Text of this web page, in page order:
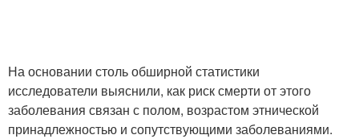
На основании столь обширной статистики
исследователи выяснили, как риск смерти от этого
заболевания связан с полом, возрастом этнической
принадлежностью и сопутствующими заболеваниями.